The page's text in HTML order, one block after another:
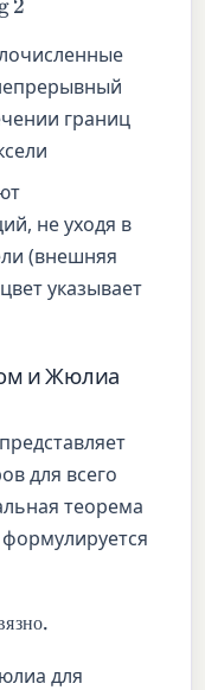
границ
не уходя в
(внешняя
указывает
и Жюлиа
представляет
для всего
теорема
язно
для